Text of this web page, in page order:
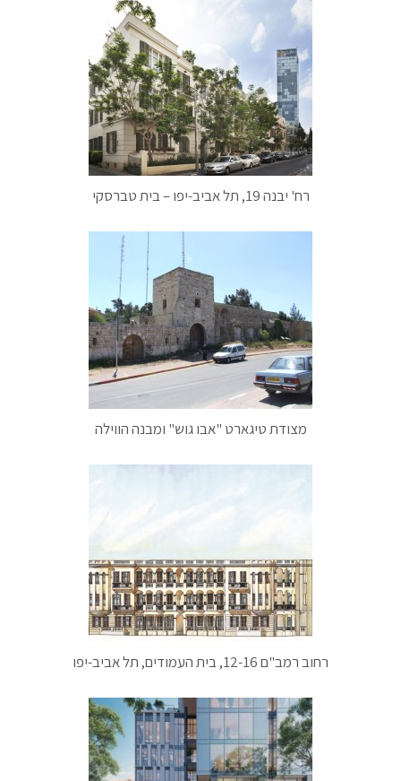
רח' יבנה 19, תל אביב-יפו – בית טברסקי
מצודת טיגארט "אבו גוש" ומבנה הווילה
רחוב רמב"ם 12-16, בית העמודים, תל אביב-יפו